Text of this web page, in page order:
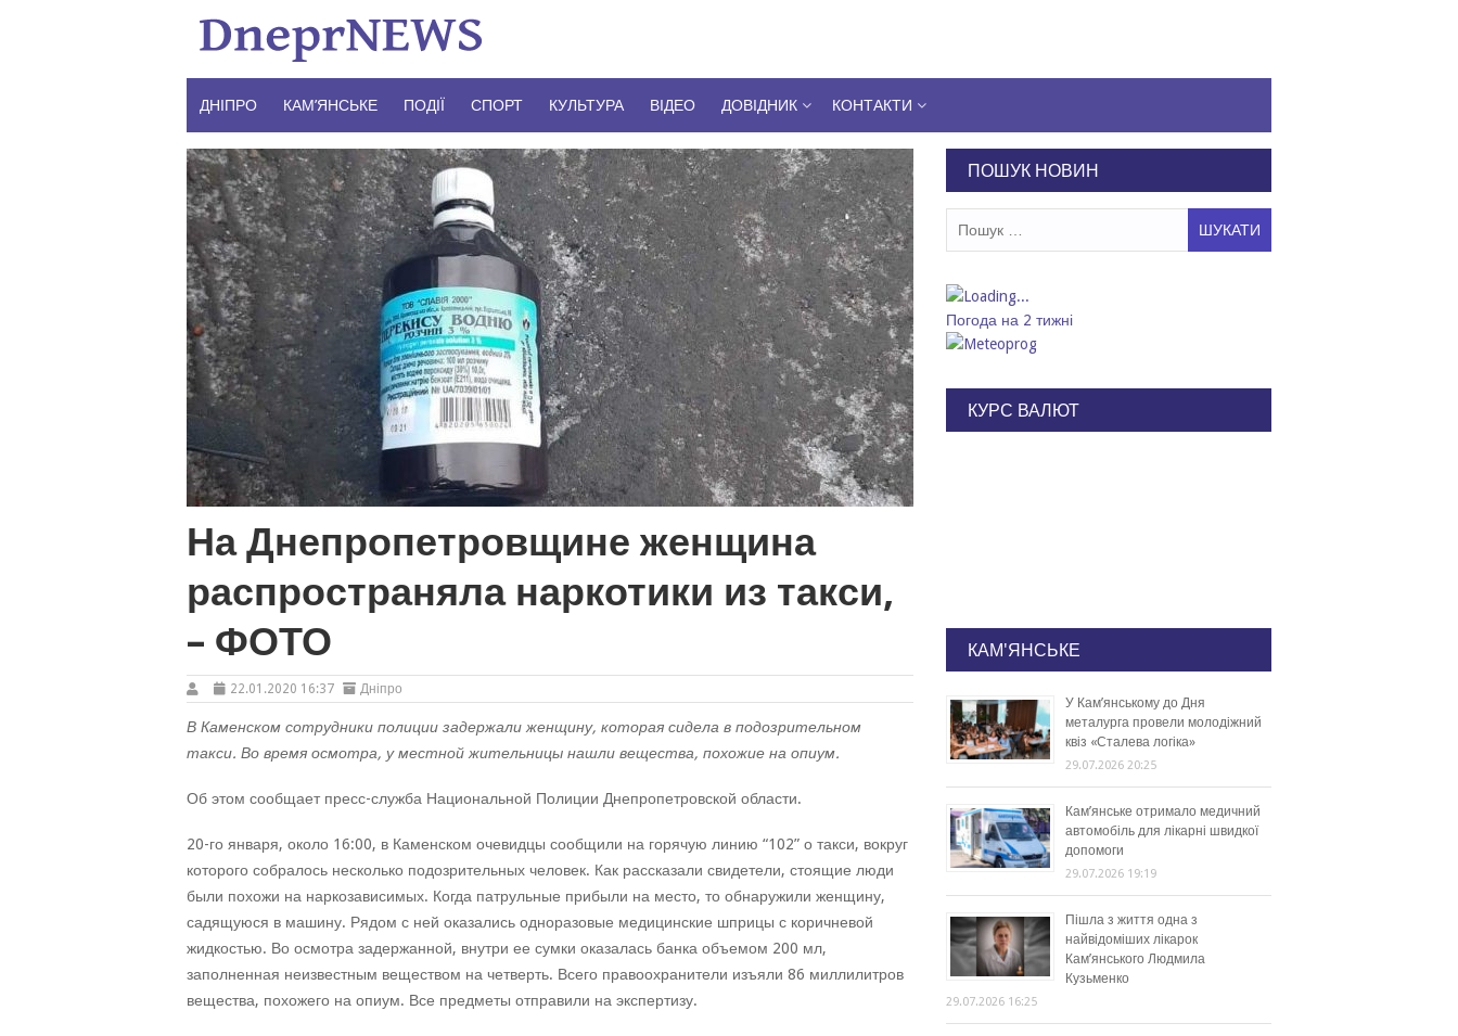
ДНІПРО КАМ’ЯНСЬКЕ ПОДІЇ СПОРТ КУЛЬТУРА ВІДЕО ДОВІДНИК КОНТАКТИ
На Днепропетровщине женщина
распространяла наркотики из такси,
– ФОТО
22.01.2020 16:37 Дніпро
В Каменском сотрудники полиции задержали женщину, которая сидела в подозрительном
такси. Во время осмотра, у местной жительницы нашли вещества, похожие на опиум.
Об этом сообщает пресс-служба Национальной Полиции Днепропетровской области.
20-го января, около 16:00, в Каменском очевидцы сообщили на горячую линию “102” о такси, вокруг
которого собралось несколько подозрительных человек. Как рассказали свидетели, стоящие люди
были похожи на наркозависимых. Когда патрульные прибыли на место, то обнаружили женщину,
садящуюся в машину. Рядом с ней оказались одноразовые медицинские шприцы с коричневой
жидкостью. Во осмотра задержанной, внутри ее сумки оказалась банка объемом 200 мл,
заполненная неизвестным веществом на четверть. Всего правоохранители изъяли 86 миллилитров
вещества, похожего на опиум. Все предметы отправили на экспертизу.
ПОШУК НОВИН
Погода на 2 тижні
КУРС ВАЛЮТ
КАМ'ЯНСЬКЕ
У Кам’янському до Дня
металурга провели молодіжний
квіз «Сталева логіка»
29.07.2026 20:25
Кам’янське отримало медичний
автомобіль для лікарні швидкої
допомоги
29.07.2026 19:19
Пішла з життя одна з
найвідоміших лікарок
Кам’янського Людмила
Кузьменко
29.07.2026 16:25